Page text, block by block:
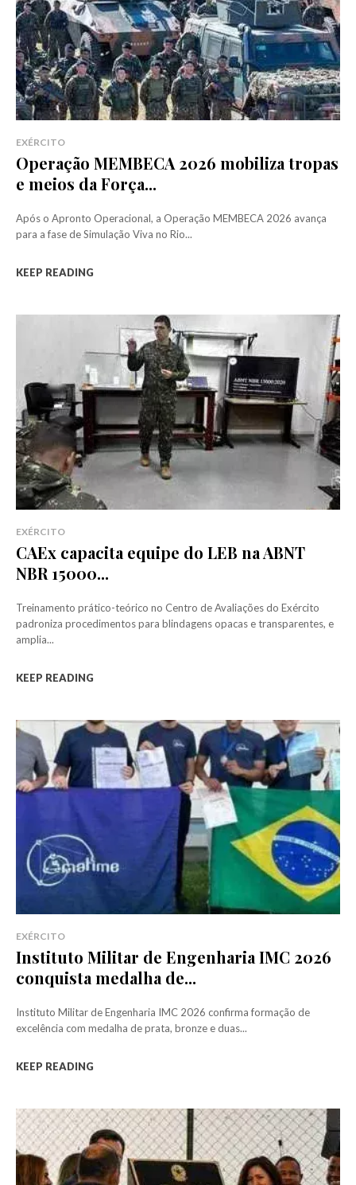
EXÉRCITO
Operação MEMBECA 2026 mobiliza tropas
e meios da Força...
Após o Apronto Operacional, a Operação MEMBECA 2026 avança
para a fase de Simulação Viva no Rio...
KEEP READING
EXÉRCITO
CAEx capacita equipe do LEB na ABNT
NBR 15000...
Treinamento prático-teórico no Centro de Avaliações do Exército
padroniza procedimentos para blindagens opacas e transparentes, e
amplia...
KEEP READING
EXÉRCITO
Instituto Militar de Engenharia IMC 2026
conquista medalha de...
Instituto Militar de Engenharia IMC 2026 confirma formação de
excelência com medalha de prata, bronze e duas...
KEEP READING